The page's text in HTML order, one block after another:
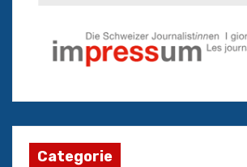
Categorie